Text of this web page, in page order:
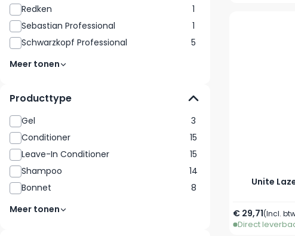
Redken
1
Sebastian Professional
1
Schwarzkopf Professional
5
Meer tonen
Producttype
Gel
3
Conditioner
15
Leave-In Conditioner
15
Shampoo
14
Bonnet
8
Meer tonen
Unite
Vanaf
€ 29,71(Incl.
Direct